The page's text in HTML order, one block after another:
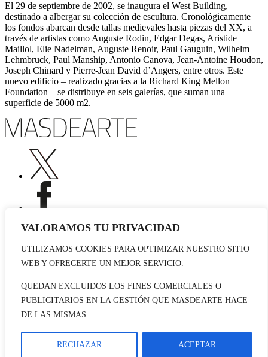
VALORAMOS TU PRIVACIDAD
UTILIZAMOS COOKIES PARA OPTIMIZAR NUESTRO SITIO
WEB Y OFRECERTE UN MEJOR SERVICIO.
QUEDAN EXCLUIDOS LOS FINES COMERCIALES O
PUBLICITARIOS EN LA GESTIÓN QUE MASDEARTE HACE
DE LAS MISMAS.
RECHAZAR ACEPTAR
El 29 de septiembre de 2002, se inaugura el West Building,
destinado a albergar su colección de escultura. Cronológicamente
los fondos abarcan desde tallas medievales hasta piezas del XX, a
través de artistas como Auguste Rodin, Edgar Degas, Aristide
Maillol, Elie Nadelman, Auguste Renoir, Paul Gauguin, Wilhelm
Lehmbruck, Paul Manship, Antonio Canova, Jean-Antoine Houdon,
Joseph Chinard y Pierre-Jean David d’Angers, entre otros. Este
nuevo edificio – realizado gracias a la Richard King Mellon
Foundation – se distribuye en seis galerías, que suman una
superficie de 5000 m2.
Publicidad
Contacto
© 2026 masdearte. Información de exposiciones, museos y artistas
Política de cookies
Política de Privacidad